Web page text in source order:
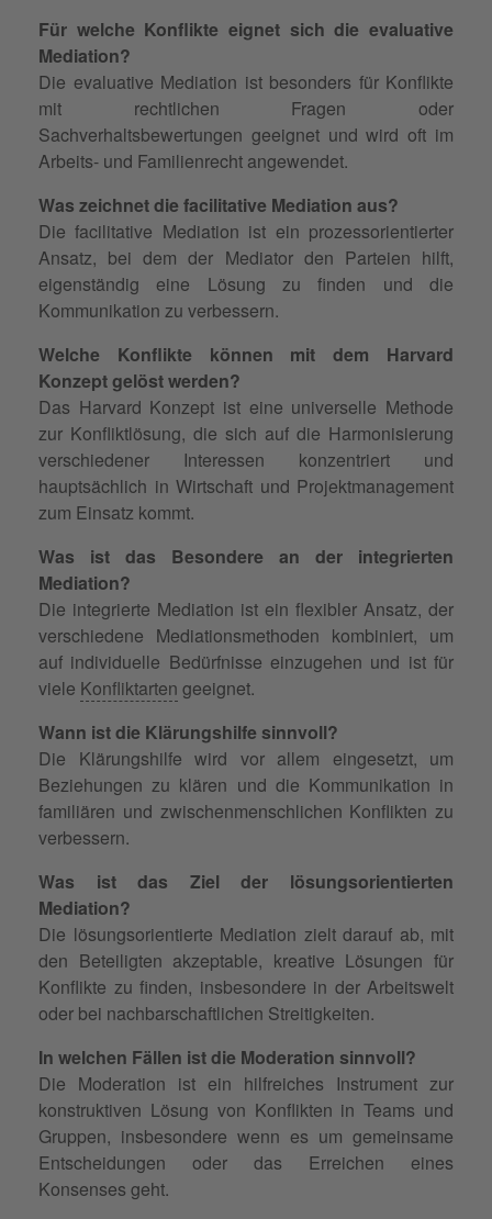
Für welche Konflikte eignet sich die evaluative
Mediation?
Die evaluative Mediation ist besonders für Konflikte
mit rechtlichen Fragen oder
Sachverhaltsbewertungen geeignet und wird oft im
Arbeits- und Familienrecht angewendet.
Was zeichnet die facilitative Mediation aus?
Die facilitative Mediation ist ein prozessorientierter
Ansatz, bei dem der Mediator den Parteien hilft,
eigenständig eine Lösung zu finden und die
Kommunikation zu verbessern.
Welche Konflikte können mit dem Harvard
Konzept gelöst werden?
Das Harvard Konzept ist eine universelle Methode
zur Konfliktlösung, die sich auf die Harmonisierung
verschiedener Interessen konzentriert und
hauptsächlich in Wirtschaft und Projektmanagement
zum Einsatz kommt.
Was ist das Besondere an der integrierten
Mediation?
Die integrierte Mediation ist ein flexibler Ansatz, der
verschiedene Mediationsmethoden kombiniert, um
auf individuelle Bedürfnisse einzugehen und ist für
viele Konfliktarten geeignet.
Wann ist die Klärungshilfe sinnvoll?
Die Klärungshilfe wird vor allem eingesetzt, um
Beziehungen zu klären und die Kommunikation in
familiären und zwischenmenschlichen Konflikten zu
verbessern.
Was ist das Ziel der lösungsorientierten
Mediation?
Die lösungsorientierte Mediation zielt darauf ab, mit
den Beteiligten akzeptable, kreative Lösungen für
Konflikte zu finden, insbesondere in der Arbeitswelt
oder bei nachbarschaftlichen Streitigkeiten.
In welchen Fällen ist die Moderation sinnvoll?
Die Moderation ist ein hilfreiches Instrument zur
konstruktiven Lösung von Konflikten in Teams und
Gruppen, insbesondere wenn es um gemeinsame
Entscheidungen oder das Erreichen eines
Konsenses geht.